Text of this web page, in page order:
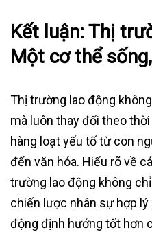
Kết luận: Thị
Một cơ thể
Thị trường lao động
mà luôn thay đổi theo
hàng loạt yếu tố từ con
đến văn hóa. Hiểu rõ về
trường lao động không
chiến lược nhân sự hợp
động định hướng tốt hơn